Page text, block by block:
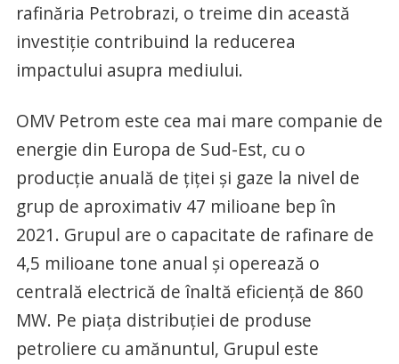
rafinăria Petrobrazi, o treime din această
investiție contribuind la reducerea
impactului asupra mediului.
OMV Petrom este cea mai mare companie de
energie din Europa de Sud-Est, cu o
producție anuală de țiței și gaze la nivel de
grup de aproximativ 47 milioane bep în
2021. Grupul are o capacitate de rafinare de
4,5 milioane tone anual și operează o
centrală electrică de înaltă eficiență de 860
MW. Pe piața distribuției de produse
petroliere cu amănuntul, Grupul este